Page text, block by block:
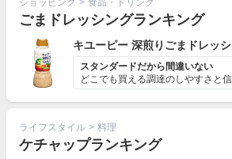
ショッピング > 食品・ドリンク
ごまドレッシングランキング
キユーピー 深煎りごまドレッ
スタンダードだから間違いない
ライフスタイル > 料理
ケチャップランキング